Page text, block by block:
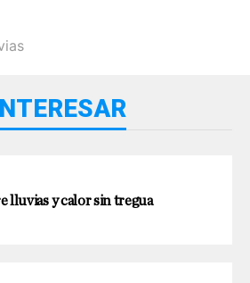
lluvias y calor sin tregua